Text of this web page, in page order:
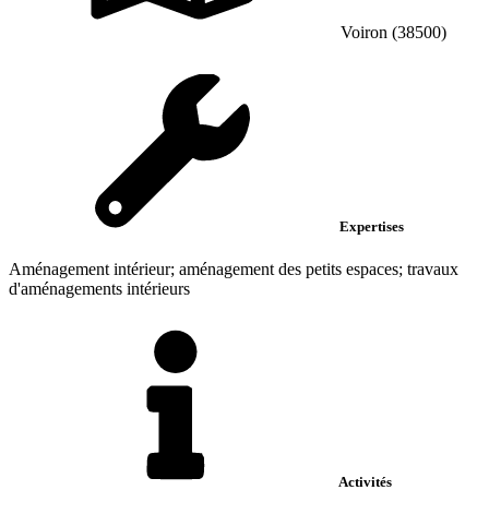
Voiron (38500)
Expertises
Aménagement intérieur; aménagement des petits espaces; travaux
d'aménagements intérieurs
Activités